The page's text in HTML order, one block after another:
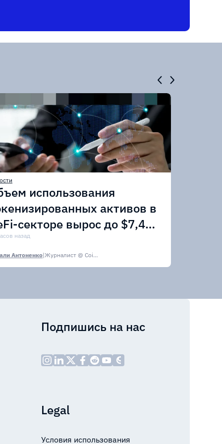
использования
активов в
секторе вырос до $7,4
назад
Антоненко| Журналист @ CoinsPaid Media
Подпишись на нас
Legal
Условия использования